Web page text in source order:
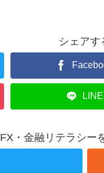
シェアす
LINE
FX・金融リテラシー